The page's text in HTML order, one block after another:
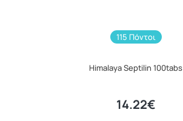
115 Πόντοι
Himalaya Septilin 100tabs
14.22€